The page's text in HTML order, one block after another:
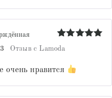
Оценка
из 5
Отзыв с Lamoda
очень нравится